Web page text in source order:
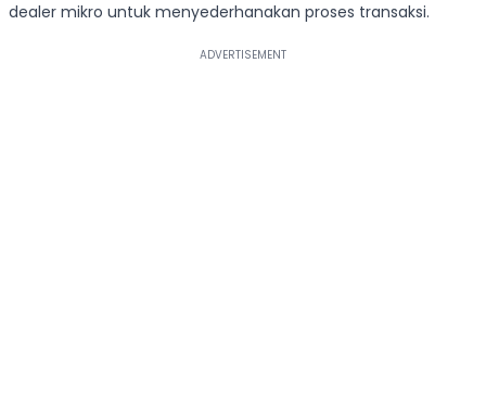
dealer mikro untuk menyederhanakan proses transaksi.